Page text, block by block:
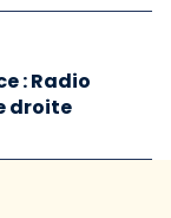
: Radio
droite